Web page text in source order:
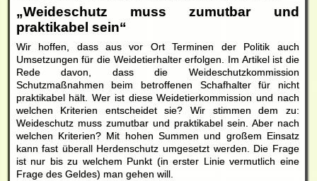
„Weideschutz muss zumutbar und
praktikabel sein“
Wir hoffen, dass aus vor Ort Terminen der Politik auch
Umsetzungen für die Weidetierhalter erfolgen. Im Artikel ist die
Rede davon, dass die Weideschutzkommission
Schutzmaßnahmen beim betroffenen Schafhalter für nicht
praktikabel hält. Wer ist diese Weidetierkommission und nach
welchen Kriterien entscheidet sie? Wir stimmen dem zu:
Weideschutz muss zumutbar und praktikabel sein. Aber nach
welchen Kriterien? Mit hohen Summen und großem Einsatz
kann fast überall Herdenschutz umgesetzt werden. Die Frage
ist nur bis zu welchem Punkt (in erster Linie vermutlich eine
Frage des Geldes) man gehen will.